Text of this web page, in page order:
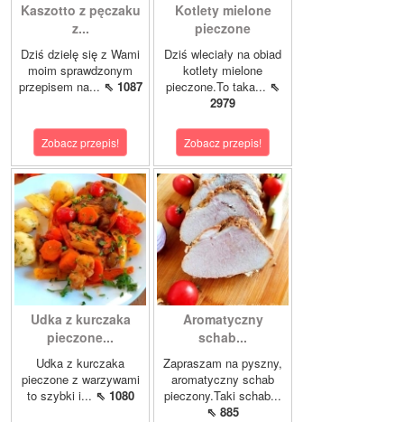
Kaszotto z pęczaku
z...
Dziś dzielę się z Wami
moim sprawdzonym
przepisem na... ⇖ 1087
Zobacz przepis!
Kotlety mielone
pieczone
Dziś wleciały na obiad
kotlety mielone
pieczone.To taka... ⇖
2979
Zobacz przepis!
Udka z kurczaka
pieczone...
Udka z kurczaka
pieczone z warzywami
to szybki i... ⇖ 1080
Aromatyczny
schab...
Zapraszam na pyszny,
aromatyczny schab
pieczony.Taki schab...
⇖ 885